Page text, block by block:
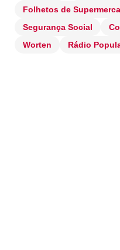
Folhetos de
Segurança Social
Worten
Rádio